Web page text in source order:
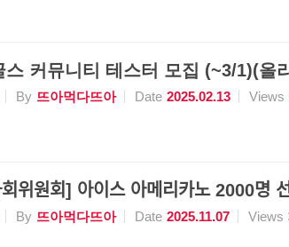
스 커뮤니티 테스터 모집 (~3/1)(올
By 뜨아먹다뜨아 Date 2025.02.13 Views
아이스 아메리카노
By 뜨아먹다뜨아 Date 2025.11.07 Views